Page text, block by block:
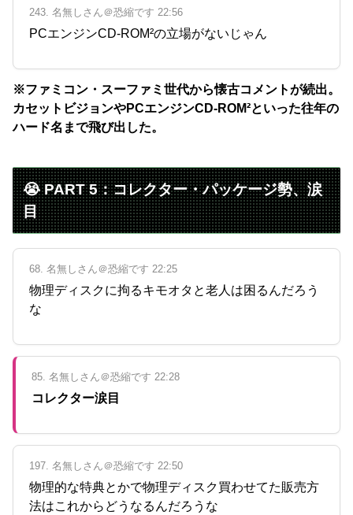
243. 名無しさん＠恐縮です 22:56
PCエンジンCD-ROM²の立場がないじゃん
※ファミコン・スーファミ世代から懐古コメントが続出。
カセットビジョンやPCエンジンCD-ROM²といった往年の
ハード名まで飛び出した。
😭 PART 5：コレクター・パッケージ勢、涙
目
68. 名無しさん＠恐縮です 22:25
物理ディスクに拘るキモオタと老人は困るんだろう
な
85. 名無しさん＠恐縮です 22:28
コレクター涙目
197. 名無しさん＠恐縮です 22:50
物理的な特典とかで物理ディスク買わせてた販売方
法はこれからどうなるんだろうな